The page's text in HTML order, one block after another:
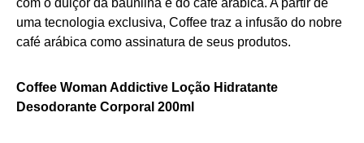
com o dulçor da baunilha e do café arábica. A partir de
uma tecnologia exclusiva, Coffee traz a infusão do nobre
café arábica como assinatura de seus produtos.
Coffee Woman Addictive Loção Hidratante
Desodorante Corporal 200ml